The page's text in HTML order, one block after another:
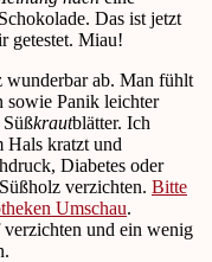
Das ist jetzt
getestet. Miau!
wunderbar ab. Man fühlt
sowie Panik leichter
Süßkrautblätter. Ich
Hals kratzt und
Diabetes oder
verzichten. Bitte
Umschau.
und ein wenig